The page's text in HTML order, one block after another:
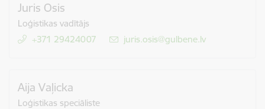
Juris Osis
Loģistikas vadītājs
+371 29424007
E-pasts:
juris.osis@gulbene.lv
Aija Vaļicka
Loģistikas speciāliste